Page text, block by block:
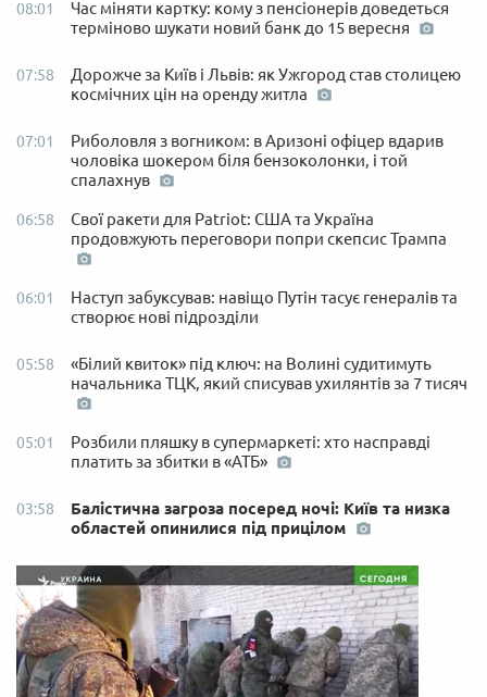
08:01
Час міняти картку: кому з пенсіонерів доведеться
терміново шукати новий банк до 15 вересня
07:58
Дорожче за Київ і Львів: як Ужгород став столицею
космічних цін на оренду житла
07:01
Риболовля з вогником: в Аризоні офіцер вдарив
чоловіка шокером біля бензоколонки, і той
спалахнув
06:58
Свої ракети для Patriot: США та Україна
продовжують переговори попри скепсис Трампа
06:01
Наступ забуксував: навіщо Путін тасує генералів та
створює нові підрозділи
05:58
«Білий квиток» під ключ: на Волині судитимуть
начальника ТЦК, який списував ухилянтів за 7 тисяч
05:01
Розбили пляшку в супермаркеті: хто насправді
платить за збитки в «АТБ»
03:58
Балістична загроза посеред ночі: Київ та низка
областей опинилися під прицілом